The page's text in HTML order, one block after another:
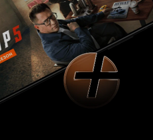
удовольствия, мне